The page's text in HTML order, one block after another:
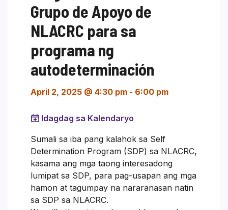
Grupo de Apoyo de
NLACRC para sa
programa ng
autodeterminación
April 2, 2025 @ 4:30 pm - 6:00 pm
Idagdag sa Kalendaryo
Sumali sa iba pang kalahok sa Self
Determination Program (SDP) sa NLACRC,
kasama ang mga taong interesadong
lumipat sa SDP, para pag-usapan ang mga
hamon at tagumpay na nararanasan natin
sa SDP sa NLACRC.